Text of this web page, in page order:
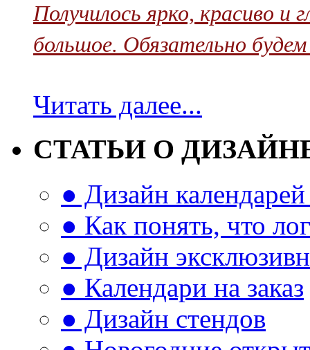
Получилось ярко, красиво и
большое. Обязательно
Читать далее...
СТАТЬИ О
● Дизайн
● Как понять, что
● Дизайн
● Календари на заказ
● Дизайн стендов